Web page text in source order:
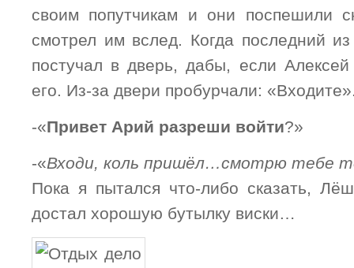
своим попутчикам и они поспешили
смотрел им вслед. Когда последний
постучал в дверь, дабы, если
его. Из-за двери пробурчали:
-«Привет Арий разреши войти?»
-«Входи, коль пришёл…смотрю тебе
Пока я пытался что-либо сказать,
достал хорошую бутылку виски…